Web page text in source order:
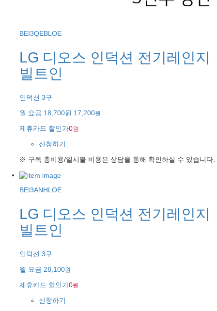
BEI3QEBLOE
LG 디오스 인덕션 전기레인지
빌트인
인덕션 3구
월 요금 18,700원 17,200원
제휴카드 할인가0원
신청하기
※ 구독 총비용/일시불 비용은 상담을 통해 확인하실 수 있습니다.
BEI3ANHLOE
LG 디오스 인덕션 전기레인지
빌트인
인덕션 3구
월 요금 28,100원
제휴카드 할인가0원
신청하기